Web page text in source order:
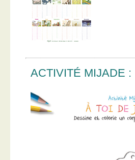
ACTIVITÉ MIJADE